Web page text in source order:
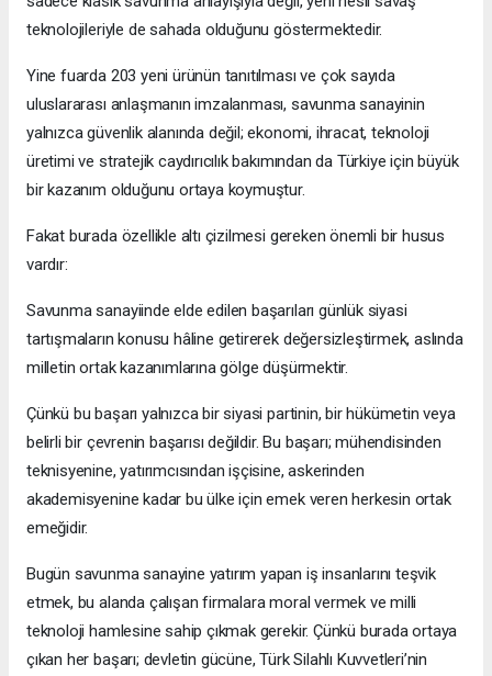
teknolojileriyle de sahada olduğunu göstermektedir.
Yine fuarda 203 yeni ürünün tanıtılması ve çok sayıda
uluslararası anlaşmanın imzalanması, savunma sanayinin
yalnızca güvenlik alanında değil; ekonomi, ihracat, teknoloji
üretimi ve stratejik caydırıcılık bakımından da Türkiye için büyük
bir kazanım olduğunu ortaya koymuştur.
Fakat burada özellikle altı çizilmesi gereken önemli bir husus
vardır:
Savunma sanayiinde elde edilen başarıları günlük siyasi
tartışmaların konusu hâline getirerek değersizleştirmek, aslında
milletin ortak kazanımlarına gölge düşürmektir.
Çünkü bu başarı yalnızca bir siyasi partinin, bir hükümetin veya
belirli bir çevrenin başarısı değildir. Bu başarı; mühendisinden
teknisyenine, yatırımcısından işçisine, askerinden
akademisyenine kadar bu ülke için emek veren herkesin ortak
emeğidir.
Bugün savunma sanayine yatırım yapan iş insanlarını teşvik
etmek, bu alanda çalışan firmalara moral vermek ve milli
teknoloji hamlesine sahip çıkmak gerekir. Çünkü burada ortaya
çıkan her başarı; devletin gücüne, Türk Silahlı Kuvvetleri’nin